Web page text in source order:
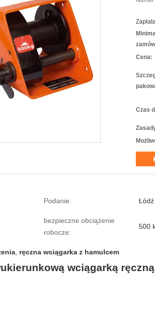
Cena:
Czas
Podanie: Łódź
bezpieczne obciążenie
robocze:
500
ręczna wciągarka z hamulcem
wciągarką